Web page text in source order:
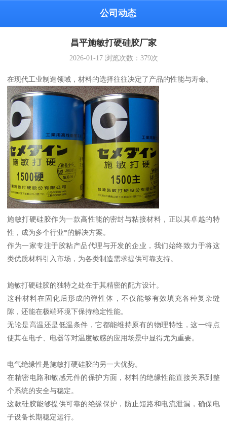
公司动态
昌平施敏打硬硅胶厂家
2026-01-17浏览次数： 379次
在现代工业制造领域，材料的选择往往决定了产品的性能与寿命。
施敏打硬硅胶作为一款高性能的密封与粘接材料，正以其卓越的特
性，成为多个行业*的解决方案。
作为一家专注于胶粘产品代理与开发的企业，我们始终致力于将这
类优质材料引入市场，为各类制造需求提供可靠支持。
施敏打硬硅胶的独特之处在于其精密的配方设计。
这种材料在固化后形成的弹性体，不仅能够有效填充各种复杂缝
隙，还能在极端环境下保持稳定性能。
无论是高温还是低温条件，它都能维持原有的物理特性，这一特点
使其在电子、电器等对温度敏感的应用场景中显得尤为重要。
电气绝缘性是施敏打硬硅胶的另一大优势。
在精密电路和敏感元件的保护方面，材料的绝缘性能直接关系到整
个系统的安全与稳定。
这款硅胶能够提供可靠的绝缘保护，防止短路和电流泄漏，确保电
子设备长期稳定运行。